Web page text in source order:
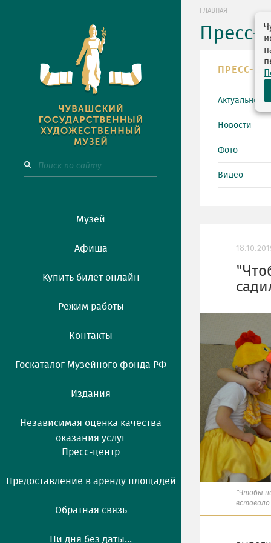
Музей
Афиша
Купить билет онлайн
Режим работы
Контакты
Госкаталог Музейного фонда РФ
Издания
Независимая оценка качества
оказания услуг
Пресс-центр
Предоставление в аренду площадей
Обратная связь
Ни дня без даты...
ГЛАВНАЯ
Пресс-
ПРЕСС-
Актуально
Новости
Фото
Видео
"Чтобы
вставало